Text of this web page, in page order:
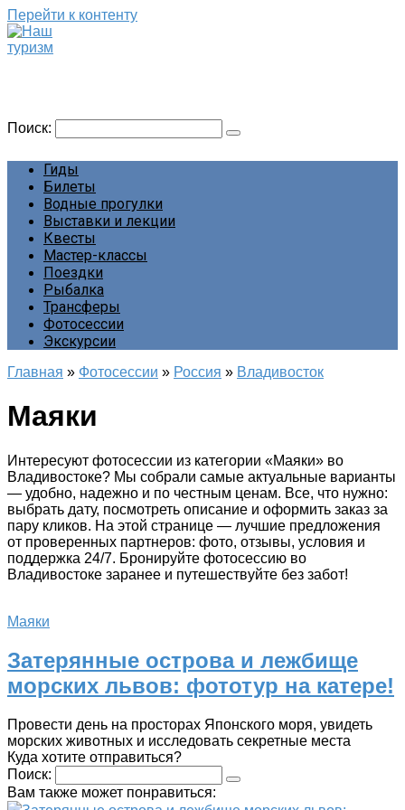
Перейти к контенту
Поиск:
Гиды
Билеты
Водные прогулки
Выставки и лекции
Квесты
Мастер-классы
Поездки
Рыбалка
Трансферы
Фотосессии
Экскурсии
Главная » Фотосессии » Россия » Владивосток
Маяки
Интересуют фотосессии из категории «Маяки» во
Владивостоке? Мы собрали самые актуальные варианты
— удобно, надежно и по честным ценам. Все, что нужно:
выбрать дату, посмотреть описание и оформить заказ за
пару кликов. На этой странице — лучшие предложения
от проверенных партнеров: фото, отзывы, условия и
поддержка 24/7. Бронируйте фотосессию во
Владивостоке заранее и путешествуйте без забот!
Маяки
Затерянные острова и лежбище
морских львов: фототур на катере!
Провести день на просторах Японского моря, увидеть
морских животных и исследовать секретные места
Куда хотите отправиться?
Поиск:
Вам также может понравиться: